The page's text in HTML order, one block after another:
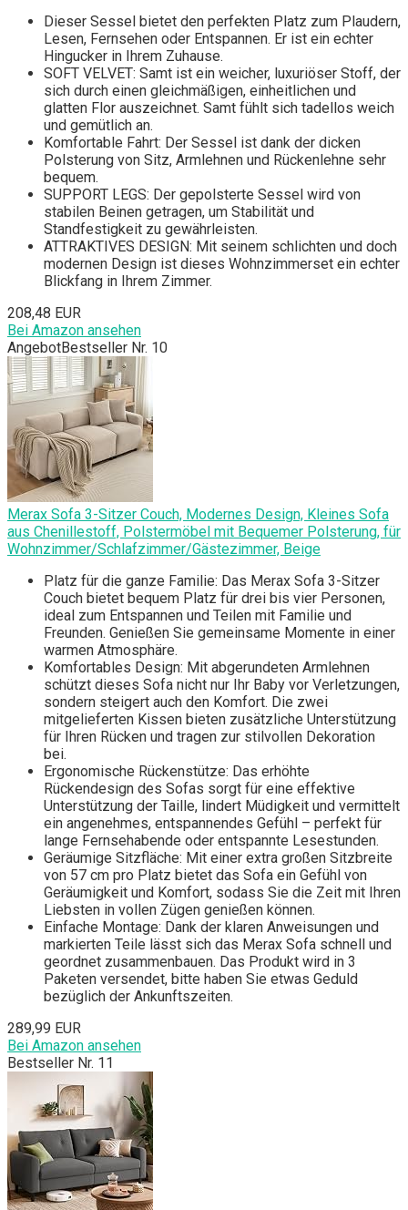
Dieser Sessel bietet den perfekten Platz zum Plaudern,
Lesen, Fernsehen oder Entspannen. Er ist ein echter
Hingucker in Ihrem Zuhause.
SOFT VELVET: Samt ist ein weicher, luxuriöser Stoff, der
sich durch einen gleichmäßigen, einheitlichen und
glatten Flor auszeichnet. Samt fühlt sich tadellos weich
und gemütlich an.
Komfortable Fahrt: Der Sessel ist dank der dicken
Polsterung von Sitz, Armlehnen und Rückenlehne sehr
bequem.
SUPPORT LEGS: Der gepolsterte Sessel wird von
stabilen Beinen getragen, um Stabilität und
Standfestigkeit zu gewährleisten.
ATTRAKTIVES DESIGN: Mit seinem schlichten und doch
modernen Design ist dieses Wohnzimmerset ein echter
Blickfang in Ihrem Zimmer.
208,48 EUR
Bei Amazon ansehen
AngebotBestseller Nr. 10
Merax Sofa 3-Sitzer Couch, Modernes Design, Kleines Sofa
aus Chenillestoff, Polstermöbel mit Bequemer Polsterung, für
Wohnzimmer/Schlafzimmer/Gästezimmer, Beige
Platz für die ganze Familie: Das Merax Sofa 3-Sitzer
Couch bietet bequem Platz für drei bis vier Personen,
ideal zum Entspannen und Teilen mit Familie und
Freunden. Genießen Sie gemeinsame Momente in einer
warmen Atmosphäre.
Komfortables Design: Mit abgerundeten Armlehnen
schützt dieses Sofa nicht nur Ihr Baby vor Verletzungen,
sondern steigert auch den Komfort. Die zwei
mitgelieferten Kissen bieten zusätzliche Unterstützung
für Ihren Rücken und tragen zur stilvollen Dekoration
bei.
Ergonomische Rückenstütze: Das erhöhte
Rückendesign des Sofas sorgt für eine effektive
Unterstützung der Taille, lindert Müdigkeit und vermittelt
ein angenehmes, entspannendes Gefühl – perfekt für
lange Fernsehabende oder entspannte Lesestunden.
Geräumige Sitzfläche: Mit einer extra großen Sitzbreite
von 57 cm pro Platz bietet das Sofa ein Gefühl von
Geräumigkeit und Komfort, sodass Sie die Zeit mit Ihren
Liebsten in vollen Zügen genießen können.
Einfache Montage: Dank der klaren Anweisungen und
markierten Teile lässt sich das Merax Sofa schnell und
geordnet zusammenbauen. Das Produkt wird in 3
Paketen versendet, bitte haben Sie etwas Geduld
bezüglich der Ankunftszeiten.
289,99 EUR
Bei Amazon ansehen
Bestseller Nr. 11